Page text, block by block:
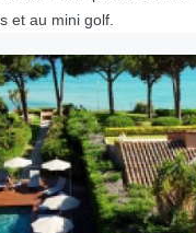
et au mini golf.